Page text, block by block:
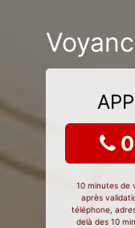
10 minutes de
après
téléphone,
delà des 10